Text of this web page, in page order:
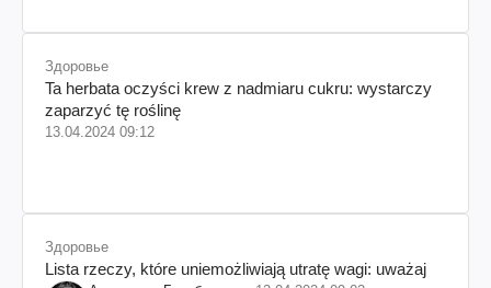
Здоровье
Ta herbata oczyści krew z nadmiaru cukru: wystarczy
zaparzyć tę roślinę
13.04.2024 09:12
Здоровье
Lista rzeczy, które uniemożliwiają utratę wagi: uważaj